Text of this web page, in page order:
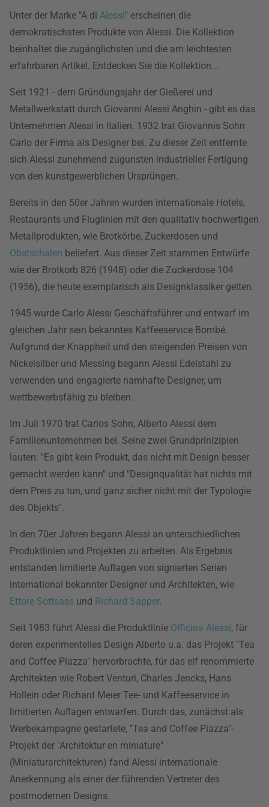
Unter der Marke "A di Alessi" erscheinen die
demokratischsten Produkte von Alessi. Die Kollektion
beinhaltet die zugänglichsten und die am leichtesten
erfahrbaren Artikel. Entdecken Sie die Kollektion...
Seit 1921 - dem Gründungsjahr der Gießerei und
Metallwerkstatt durch Giovanni Alessi Anghin - gibt es das
Unternehmen Alessi in Italien. 1932 trat Giovannis Sohn
Carlo der Firma als Designer bei. Zu dieser Zeit entfernte
sich Alessi zunehmend zugunsten industrieller Fertigung
von den kunstgewerblichen Ursprüngen.
Bereits in den 50er Jahren wurden internationale Hotels,
Restaurants und Fluglinien mit den qualitativ hochwertigen
Metallprodukten, wie Brotkörbe, Zuckerdosen und
Obstschalen beliefert. Aus dieser Zeit stammen Entwürfe
wie der Brotkorb 826 (1948) oder die Zuckerdose 104
(1956), die heute exemplarisch als Designklassiker gelten.
1945 wurde Carlo Alessi Geschäftsführer und entwarf im
gleichen Jahr sein bekanntes Kaffeeservice Bombé.
Aufgrund der Knappheit und den steigenden Preisen von
Nickelsilber und Messing begann Alessi Edelstahl zu
verwenden und engagierte namhafte Designer, um
wettbewerbsfähig zu bleiben.
Im Juli 1970 trat Carlos Sohn, Alberto Alessi dem
Familienunternehmen bei. Seine zwei Grundprinizipien
lauten: "Es gibt kein Produkt, das nicht mit Design besser
gemacht werden kann" und "Designqualität hat nichts mit
dem Preis zu tun, und ganz sicher nicht mit der Typologie
des Objekts".
In den 70er Jahren begann Alessi an unterschiedlichen
Produktlinien und Projekten zu arbeiten. Als Ergebnis
entstanden limitierte Auflagen von signierten Serien
international bekannter Designer und Architekten, wie
Ettore Sottsass und Richard Sapper.
Seit 1983 führt Alessi die Produktlinie Officina Alessi, für
deren experimentelles Design Alberto u.a. das Projekt "Tea
and Coffee Piazza" hervorbrachte, für das elf renommierte
Architekten wie Robert Venturi, Charles Jencks, Hans
Hollein oder Richard Meier Tee- und Kaffeeservice in
limitierten Auflagen entwarfen. Durch das, zunächst als
Werbekampagne gestartete, "Tea and Coffee Piazza"-
Projekt der "Architektur en miniature"
(Miniaturarchitekturen) fand Alessi internationale
Anerkennung als einer der führenden Vertreter des
postmodernen Designs.